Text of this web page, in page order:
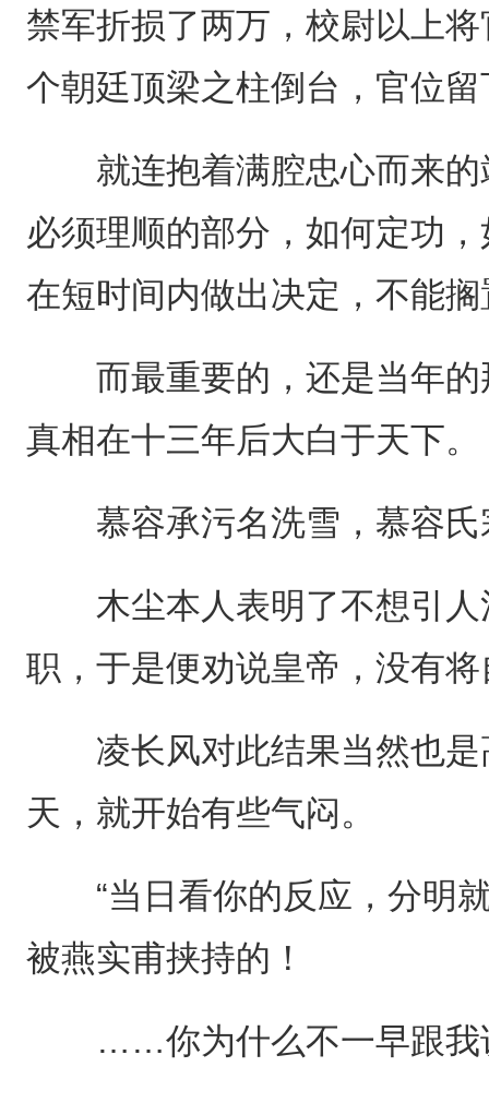
禁军折损了两万，校尉以上
个朝廷顶梁之柱倒台，官位
就连抱着满腔忠心而来的
必须理顺的部分，如何定功
在短时间内做出决定，不能
而最重要的，还是当年的
真相在十三年后大白于天下。
慕容承污名洗雪，慕容氏
木尘本人表明了不想引人
职，于是便劝说皇帝，没有
凌长风对此结果当然也是
天，就开始有些气闷。
“当日看你的反应，分明就
被燕实甫挟持的！
……你为什么不一早跟我